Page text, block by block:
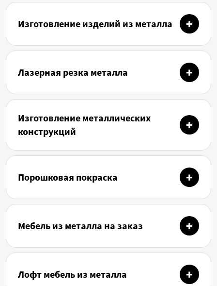
Изготовление изделий из металла
Лазерная резка металла
Изготовление металлических
конструкций
Порошковая покраска
Мебель из металла на заказ
Лофт мебель из металла